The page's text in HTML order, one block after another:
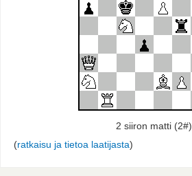
2 siiron matti (2#)
(ratkaisu ja tietoa laatijasta)